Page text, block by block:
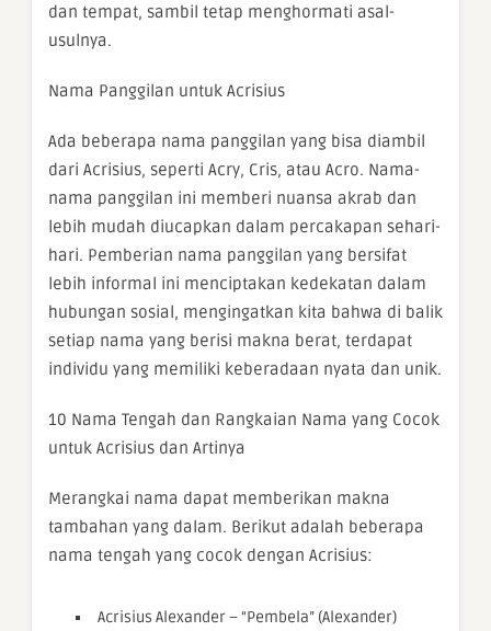
dan tempat, sambil tetap menghormati asal-
usulnya.
Nama Panggilan untuk Acrisius
Ada beberapa nama panggilan yang bisa diambil
dari Acrisius, seperti Acry, Cris, atau Acro. Nama-
nama panggilan ini memberi nuansa akrab dan
lebih mudah diucapkan dalam percakapan sehari-
hari. Pemberian nama panggilan yang bersifat
lebih informal ini menciptakan kedekatan dalam
hubungan sosial, mengingatkan kita bahwa di balik
setiap nama yang berisi makna berat, terdapat
individu yang memiliki keberadaan nyata dan unik.
10 Nama Tengah dan Rangkaian Nama yang Cocok
untuk Acrisius dan Artinya
Merangkai nama dapat memberikan makna
tambahan yang dalam. Berikut adalah beberapa
nama tengah yang cocok dengan Acrisius:
Acrisius Alexander – “Pembela” (Alexander)